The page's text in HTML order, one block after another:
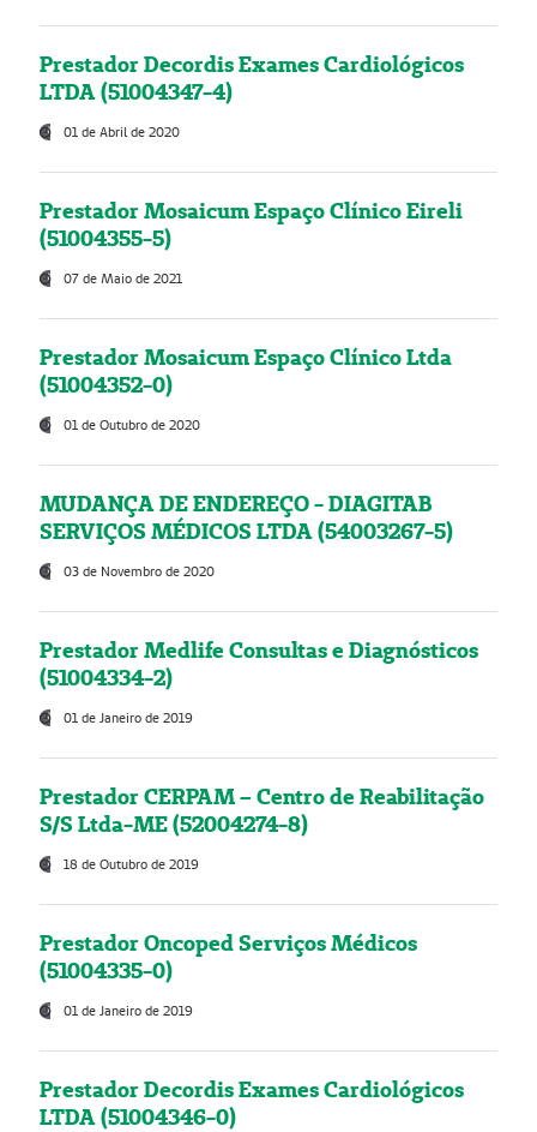
Prestador Decordis Exames Cardiológicos
LTDA (51004347-4)
01 de Abril de 2020
Prestador Mosaicum Espaço Clínico Eireli
(51004355-5)
07 de Maio de 2021
Prestador Mosaicum Espaço Clínico Ltda
(51004352-0)
01 de Outubro de 2020
MUDANÇA DE ENDEREÇO - DIAGITAB
SERVIÇOS MÉDICOS LTDA (54003267-5)
03 de Novembro de 2020
Prestador Medlife Consultas e Diagnósticos
(51004334-2)
01 de Janeiro de 2019
Prestador CERPAM – Centro de Reabilitação
S/S Ltda-ME (52004274-8)
18 de Outubro de 2019
Prestador Oncoped Serviços Médicos
(51004335-0)
01 de Janeiro de 2019
Prestador Decordis Exames Cardiológicos
LTDA (51004346-0)